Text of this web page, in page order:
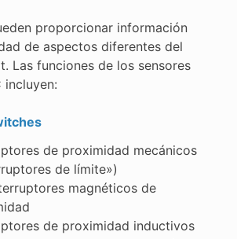
proporcionar información
de aspectos diferentes del
Las funciones de los sensores
incluyen:
de proximidad mecánicos
de límite»)
magnéticos de
de proximidad inductivos